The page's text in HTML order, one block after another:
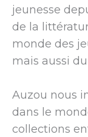
jeunesse
de la
monde des
mais aussi
Auzou nous
dans le
collections